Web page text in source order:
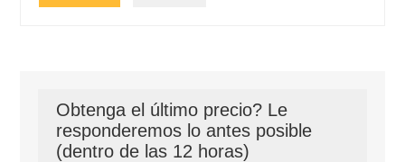
Obtenga el último precio? Le
responderemos lo antes posible
(dentro de las 12 horas)